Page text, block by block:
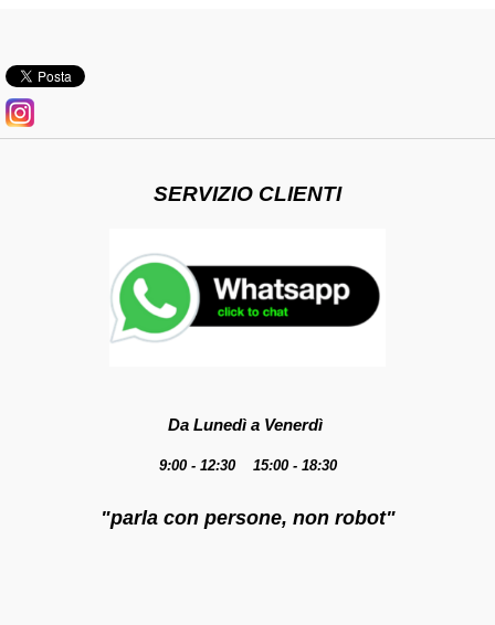
SERVIZIO CLIENTI
Da Lunedì a Venerdì
9:00 - 12:30 15:00 - 18:30
"parla con persone, non robot"